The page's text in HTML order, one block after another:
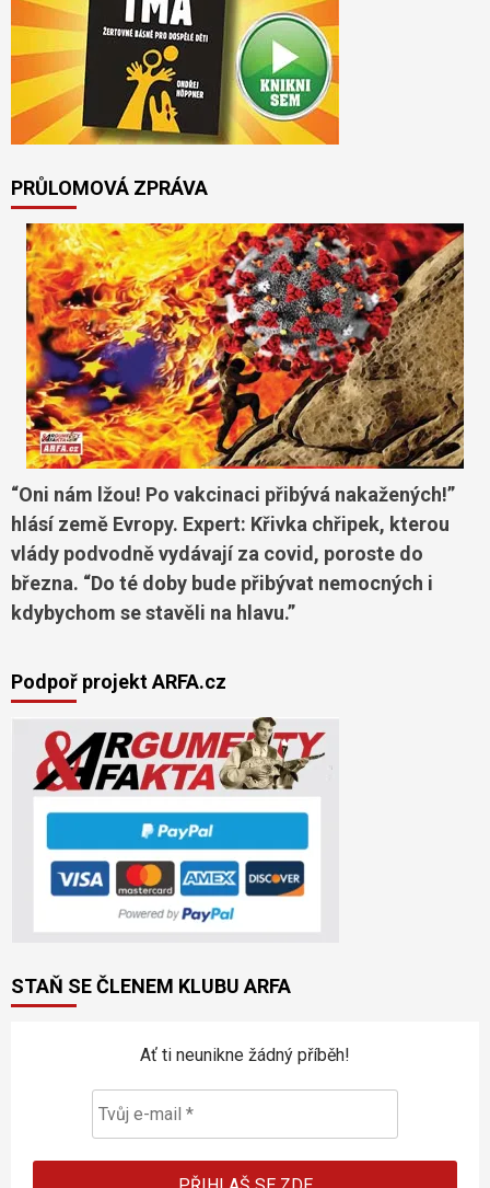
PRŮLOMOVÁ ZPRÁVA
“Oni nám lžou! Po vakcinaci přibývá nakažených!”
hlásí země Evropy. Expert: Křivka chřipek, kterou
vlády podvodně vydávají za covid, poroste do
března. “Do té doby bude přibývat nemocných i
kdybychom se stavěli na hlavu.”
Podpoř projekt ARFA.cz
STAŇ SE ČLENEM KLUBU ARFA
Ať ti neunikne žádný příběh!